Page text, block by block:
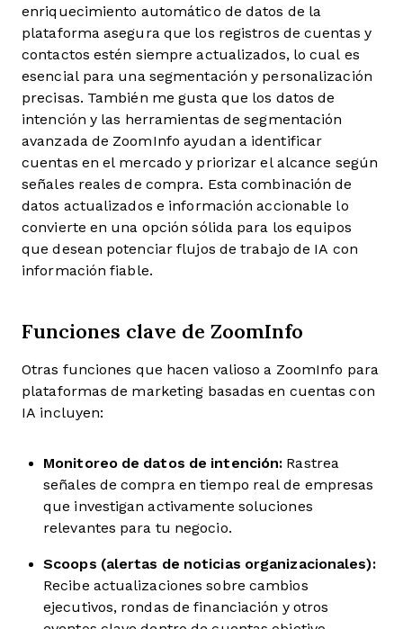
enriquecimiento automático de datos de la
plataforma asegura que los registros de cuentas y
contactos estén siempre actualizados, lo cual es
esencial para una segmentación y personalización
precisas. También me gusta que los datos de
intención y las herramientas de segmentación
avanzada de ZoomInfo ayudan a identificar
cuentas en el mercado y priorizar el alcance según
señales reales de compra. Esta combinación de
datos actualizados e información accionable lo
convierte en una opción sólida para los equipos
que desean potenciar flujos de trabajo de IA con
información fiable.
Funciones clave de ZoomInfo
Otras funciones que hacen valioso a ZoomInfo para
plataformas de marketing basadas en cuentas con
IA incluyen:
Monitoreo de datos de intención: Rastrea
señales de compra en tiempo real de empresas
que investigan activamente soluciones
relevantes para tu negocio.
Scoops (alertas de noticias organizacionales):
Recibe actualizaciones sobre cambios
ejecutivos, rondas de financiación y otros